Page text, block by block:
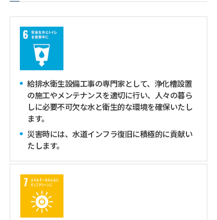
給排水衛生設備工事の専門家として、浄化槽設置
の施工やメンテナンスを適切に行い、人々の暮ら
しに必要不可欠な水と衛生的な環境を確保いたし
ます。
災害時には、水道インフラ復旧に積極的に貢献い
たします。